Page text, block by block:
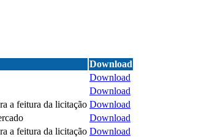
Download
Download
Download
a feitura da licitação Download
Download
a feitura da licitação Download